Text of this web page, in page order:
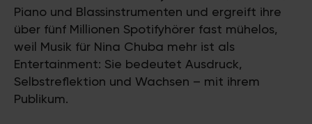
Piano und Blassinstrumenten und ergreift ihre
über fünf Millionen Spotifyhörer fast mühelos,
weil Musik für Nina Chuba mehr ist als
Entertainment: Sie bedeutet Ausdruck,
Selbstreflektion und Wachsen – mit ihrem
Publikum.